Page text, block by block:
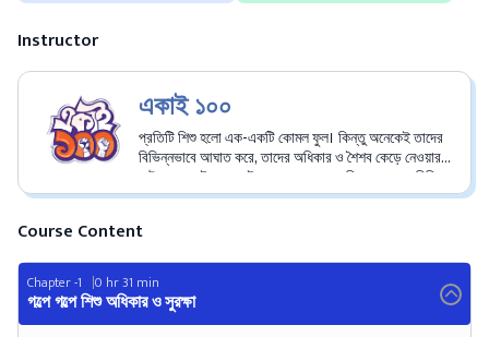
Instructor
একাই ১০০
প্রতিটি শিশু হলো এক-একটি কোমল ফুল। কিন্তু অনেকেই তাদের
বিভিন্নভাবে আঘাত করে, তাদের অধিকার ও শৈশব কেড়ে নেওয়ার
চেষ্টা করে। এই ক্যাম্পেইনের মাধ্যমে আমরা শিশুদের সুরক্ষা নিশ্চিত
করতে চাই, যাতে তারা এবং তাদের অভিভাবকরা ভালো স্পর্শ ও
সহিংসতা প্রতিরোধে একাই ১০০ এক বিশাল আন্দোলন গড়ে তুলতে
যাচ্ছে। একাই ১০০ এর লক্ষ্য—দেশের প্রতিটি শিশুর সুরক্ষা নিশ্চিত
করা, যেন তারা কোনো নির্যাতনের শিকার না হয়। আর যদি কোনো শিশু
নির্যাতনের শিকার হয়, তাহলে দেশের সকল 'একাই একশো'
অ্যাম্বাসেডররা এক হয়ে তার পাশে দাঁড়াবে।
Course Content
Chapter -1 0 hr 31 min
গল্পে গল্পে শিশু অধিকার ও সুরক্ষা